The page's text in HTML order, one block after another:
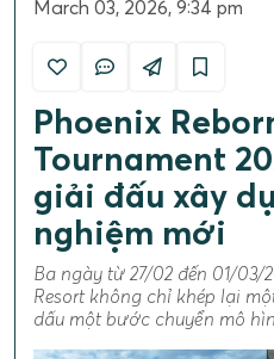
March 03, 2026, 9:34 pm
Phoenix
Tournament
giải đấu xây
nghiệm mới
Ba ngày từ 27/02 đến 01/03/
Resort không chỉ khép lại
dấu một bước chuyển mô